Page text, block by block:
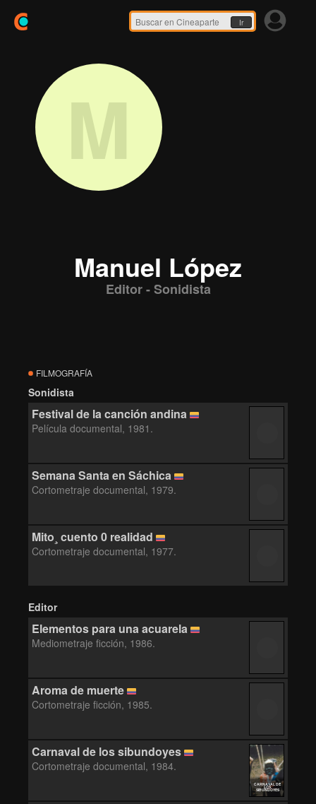
Ir
M
Manuel López
Editor - Sonidista
FILMOGRAFÍA
Sonidista
Festival de la canción andina
Película documental, 1981.
Semana Santa en Sáchica
Cortometraje documental, 1979.
Mito¸ cuento 0 realidad
Cortometraje documental, 1977.
Editor
Elementos para una acuarela
Mediometraje ficción, 1986.
Aroma de muerte
Cortometraje ficción, 1985.
Carnaval de los sibundoyes
Cortometraje documental, 1984.
CARNAVAL DE
LOS
SIBUNDOYES